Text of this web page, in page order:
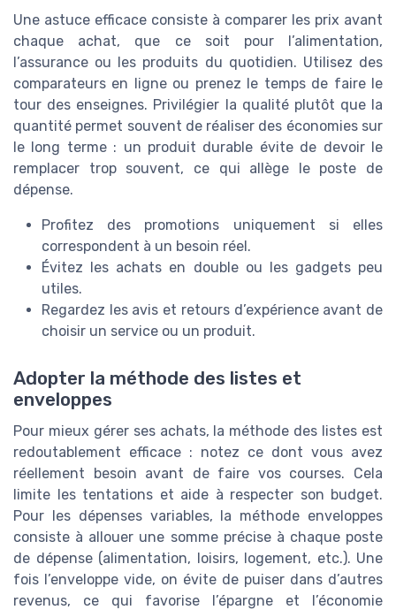
Une astuce efficace consiste à comparer les prix avant
chaque achat, que ce soit pour l’alimentation,
l’assurance ou les produits du quotidien. Utilisez des
comparateurs en ligne ou prenez le temps de faire le
tour des enseignes. Privilégier la qualité plutôt que la
quantité permet souvent de réaliser des économies sur
le long terme : un produit durable évite de devoir le
remplacer trop souvent, ce qui allège le poste de
dépense.
Profitez des promotions uniquement si elles
correspondent à un besoin réel.
Évitez les achats en double ou les gadgets peu
utiles.
Regardez les avis et retours d’expérience avant de
choisir un service ou un produit.
Adopter la méthode des listes et
enveloppes
Pour mieux gérer ses achats, la méthode des listes est
redoutablement efficace : notez ce dont vous avez
réellement besoin avant de faire vos courses. Cela
limite les tentations et aide à respecter son budget.
Pour les dépenses variables, la méthode enveloppes
consiste à allouer une somme précise à chaque poste
de dépense (alimentation, loisirs, logement, etc.). Une
fois l’enveloppe vide, on évite de puiser dans d’autres
revenus, ce qui favorise l’épargne et l’économie